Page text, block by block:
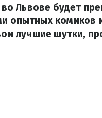
Львове будет
опытных комиков
лучшие шутки,